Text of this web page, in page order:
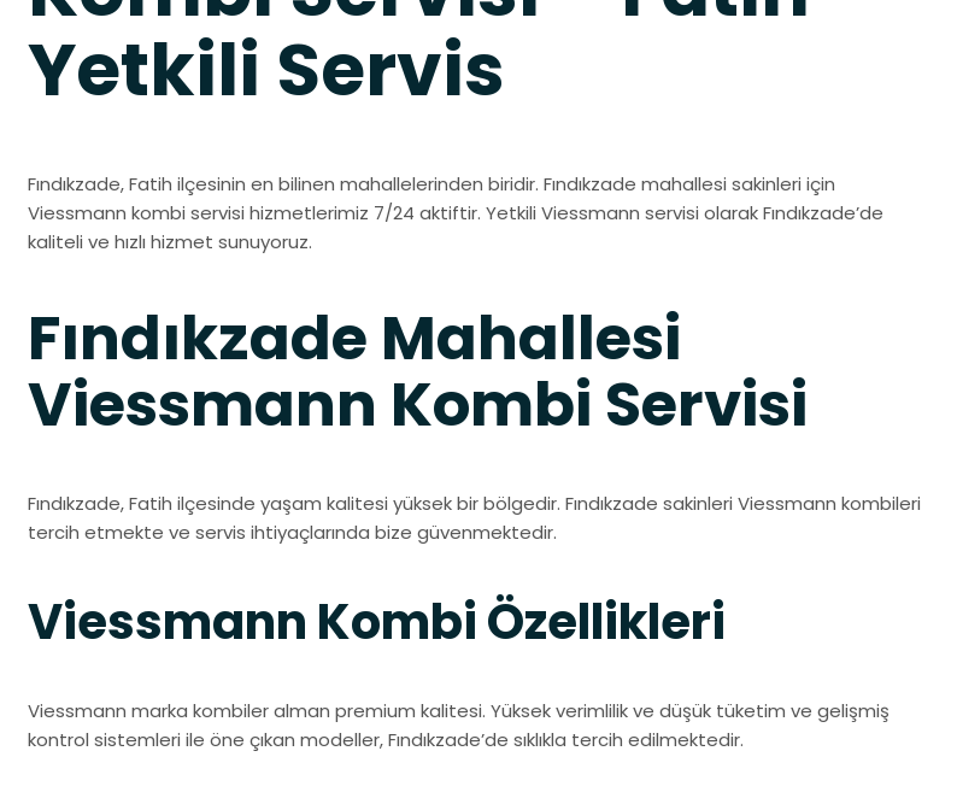
Yetkili Servis
Fındıkzade, Fatih ilçesinin en bilinen mahallelerinden biridir. Fındıkzade mahallesi sakinleri için
Viessmann kombi servisi hizmetlerimiz 7/24 aktiftir. Yetkili Viessmann servisi olarak Fındıkzade’de
kaliteli ve hızlı hizmet sunuyoruz.
Fındıkzade Mahallesi
Viessmann Kombi Servisi
Fındıkzade, Fatih ilçesinde yaşam kalitesi yüksek bir bölgedir. Fındıkzade sakinleri Viessmann kombileri
tercih etmekte ve servis ihtiyaçlarında bize güvenmektedir.
Viessmann Kombi Özellikleri
Viessmann marka kombiler alman premium kalitesi. Yüksek verimlilik ve düşük tüketim ve gelişmiş
kontrol sistemleri ile öne çıkan modeller, Fındıkzade’de sıklıkla tercih edilmektedir.